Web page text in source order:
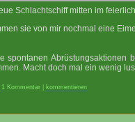
Schlachtschiff mitten im
sie von mir nochmal eine
spontanen Abrüstungsaktionen
Macht doch mal ein wenig
1 Kommentar kommentieren